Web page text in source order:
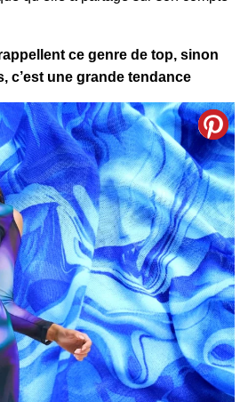
ce genre de top, sinon
c’est une grande tendance